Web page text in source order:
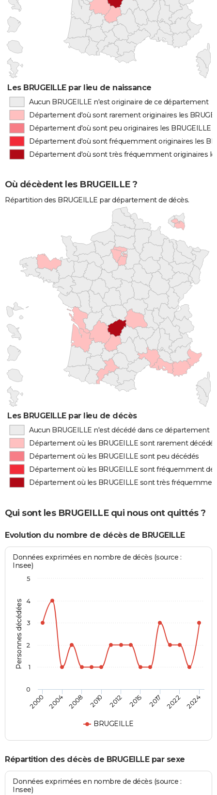
Les BRUGEILLE par lieu de naissance
Aucun BRUGEILLE n'est originaire de ce département
Département d'où sont rarement originaires les
Département d'où sont peu originaires les BRUGEILLE
Département d'où sont fréquemment originaires les
Département d'où sont très fréquemment originaires
Où décèdent les BRUGEILLE ?
Répartition des BRUGEILLE par département de décès.
Les BRUGEILLE par lieu de décès
Aucun BRUGEILLE n'est décédé dans ce département
Département où les BRUGEILLE sont rarement
Département où les BRUGEILLE sont peu décédés
Département où les BRUGEILLE sont fréquemment
Département où les BRUGEILLE sont très
Qui sont les BRUGEILLE qui nous ont quittés ?
Evolution du nombre de décès de BRUGEILLE
Personnes décédées
Données exprimées en nombre de décès (source :
Insee)
BRUGEILLE
2000 2004 2008 2010 2012 2015 2017 2022 2024
0
1
2
3
4
5
Répartition des décès de BRUGEILLE par sexe
Données exprimées en nombre de décès (source :
Insee)